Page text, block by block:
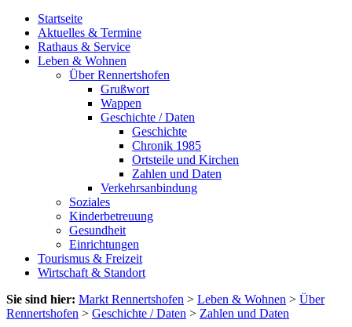
Startseite
Aktuelles & Termine
Rathaus & Service
Leben & Wohnen
Über Rennertshofen
Grußwort
Wappen
Geschichte / Daten
Geschichte
Chronik 1985
Ortsteile und Kirchen
Zahlen und Daten
Verkehrsanbindung
Soziales
Kinderbetreuung
Gesundheit
Einrichtungen
Tourismus & Freizeit
Wirtschaft & Standort
Sie sind hier: Markt Rennertshofen > Leben & Wohnen > Über
Rennertshofen > Geschichte / Daten > Zahlen und Daten